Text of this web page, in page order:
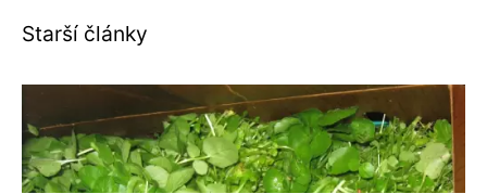
Starší články